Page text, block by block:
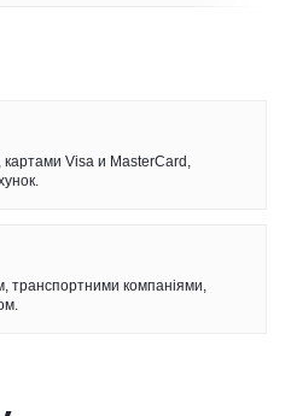
картами Visa и MasterCard,
транспортними компаніями,